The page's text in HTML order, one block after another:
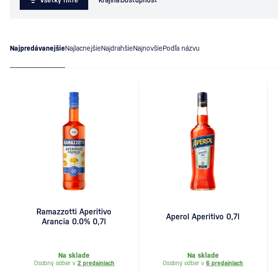
NajpredávanejšieNajlacnejšieNajdrahšieNajnovšiePodľa názvu
Ramazzotti Aperitivo
Arancia 0.0% 0,7l
Na sklade
Osobný odber v 2 predajniach
Aperol Aperitivo 0,7l
Na sklade
Osobný odber v6 predajniach